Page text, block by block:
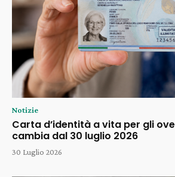
Notizie
Carta d’identità a vita per gli
cambia dal 30 luglio 2026
30 Luglio 2026